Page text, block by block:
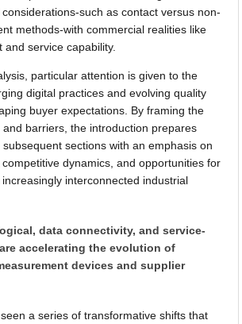
such as contact versus non-
methods-with commercial realities like
and service capability.
particular attention is given to the
digital practices and evolving quality
buyer expectations. By framing the
barriers, the introduction prepares
sections with an emphasis on
dynamics, and opportunities for
interconnected industrial
data connectivity, and service-
accelerating the evolution of
devices and supplier
a series of transformative shifts that